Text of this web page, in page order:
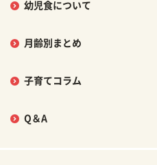
幼児食について
月齢別まとめ
子育てコラム
Q＆A